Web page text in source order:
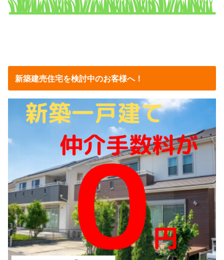
新築建売住宅を検討中のお客様へ！